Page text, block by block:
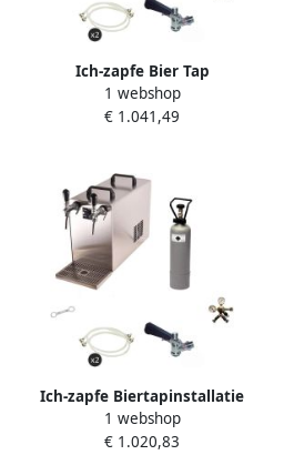
Ich-zapfe Bier Tap
Installatie Compleetset
STREAM 50 2-Lijn Droge
1 webshop
€ 1.041,49
Ich-zapfe Biertapinstallatie
STREAM 50 Compleetset 2-
Lijnen Doorstroomkoeler 55
1 webshop
€ 1.020,83